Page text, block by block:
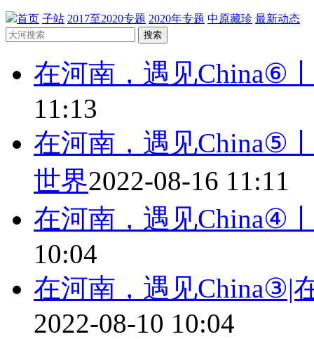
首页 子站 2017至2020专题 2020年专题 中原藏珍 最新动态
搜索
在河南，遇见China⑥
11:13
在河南，遇见China⑤
世界2022-08-16 11:11
在河南，遇见China④
10:04
在河南，遇见China③|
2022-08-10 10:04